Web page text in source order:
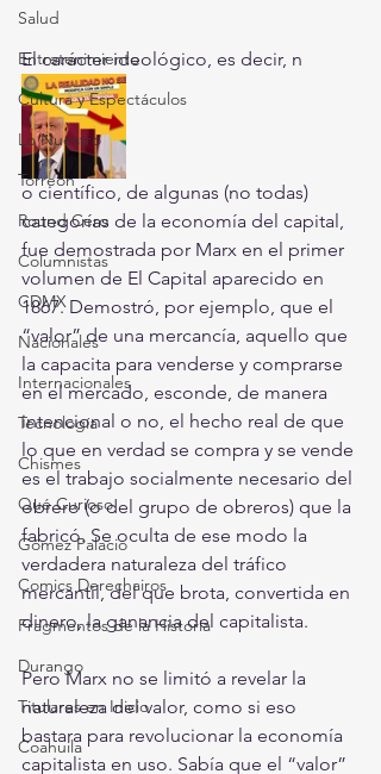
Salud
Entretenimiento
Cultura y Espectáculos
Lo Nuestro
Torreón
Round Cero
Columnistas
CDMX
Nacionales
Internacionales
Tecnología
Chismes
Qué Curioso
Gómez Palacio
Comics Derechairos
Fragmentos de la Historia
Durango
Titulares en Inicio
Coahuila
El carácter ideológico, es decir, n
o científico, de algunas (no todas)
categorías de la economía del capital,
fue demostrada por Marx en el primer
volumen de El Capital aparecido en
1867. Demostró, por ejemplo, que el
“valor” de una mercancía, aquello que
la capacita para venderse y comprarse
en el mercado, esconde, de manera
intencional o no, el hecho real de que
lo que en verdad se compra y se vende
es el trabajo socialmente necesario del
obrero (o del grupo de obreros) que la
fabricó. Se oculta de ese modo la
verdadera naturaleza del tráfico
mercantil, del que brota, convertida en
dinero, la ganancia del capitalista.
Pero Marx no se limitó a revelar la
naturaleza del valor, como si eso
bastara para revolucionar la economía
capitalista en uso. Sabía que el “valor”